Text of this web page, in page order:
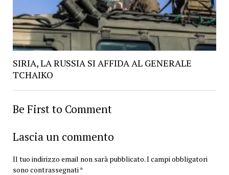
SIRIA, LA RUSSIA SI AFFIDA AL GENERALE
TCHAIKO
Be First to Comment
Lascia un commento
Il tuo indirizzo email non sarà pubblicato.I campi obbligatori
sono contrassegnati*